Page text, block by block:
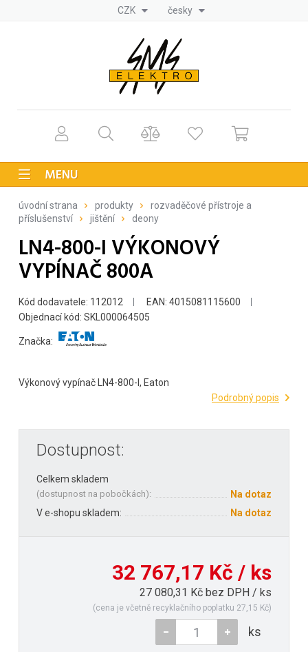
CZK česky
MENU
úvodní strana produkty
rozvaděčové přístroje a
příslušenství
jištění deony
LN4-800-I VÝKONOVÝ
VYPÍNAČ 800A
Kód dodavatele: 112012
EAN: 4015081115600
Objednací kód: SKL000064505
Značka:
Výkonový vypínač LN4-800-I, Eaton
Podrobný popis
Dostupnost:
Celkem skladem
(dostupnost na pobočkách):
Na dotaz
V e-shopu skladem:
Na dotaz
32 767,17 Kč / ks
27 080,31 Kč bez DPH / ks
(cena je včetně recyklačního poplatku 27,15 Kč)
ks